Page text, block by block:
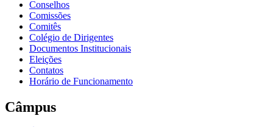
Conselhos
Comissões
Comitês
Colégio de Dirigentes
Documentos Institucionais
Eleições
Contatos
Horário de Funcionamento
Câmpus